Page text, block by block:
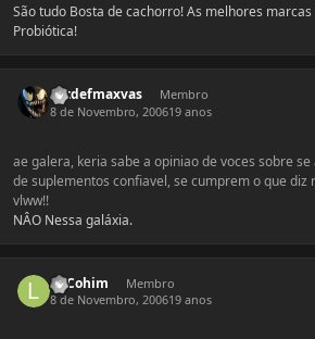
São tudo Bosta de cachorro! As melhores
Probiótica!
Extdefmaxvas
Membro
8 de Novembro, 200619 anos
ae galera, keria sabe a opiniao de voces sobre
de suplementos confiavel, se cumprem o que diz
vlww!!
NÂO Nessa galáxia.
LnCohim
Membro
8 de Novembro, 200619 anos